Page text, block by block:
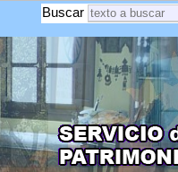
Buscar